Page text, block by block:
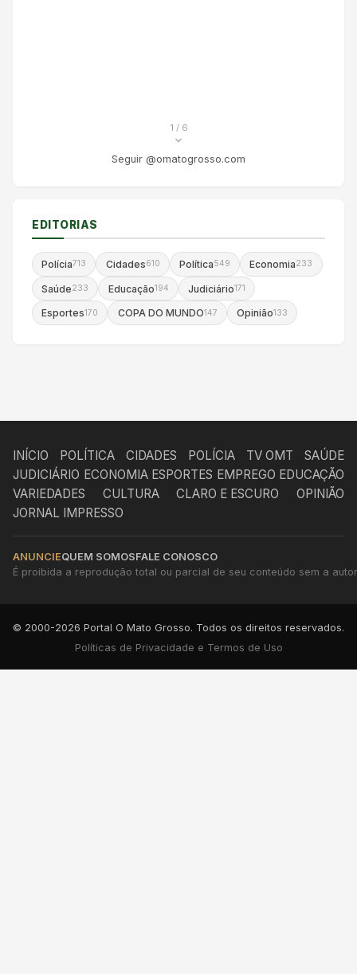
1 / 6
Seguir @omatogrosso.com
EDITORIAS
Polícia713 Cidades610 Política549 Economia233
Saúde233 Educação194 Judiciário171
Esportes170 COPA DO MUNDO147 Opinião133
INÍCIO POLÍTICA CIDADES POLÍCIA TV OMT
SAÚDE
JUDICIÁRIO ECONOMIA ESPORTES EMPREGO EDUCAÇÃO
VARIEDADES
CULTURA CLARO E ESCURO
OPINIÃO
JORNAL IMPRESSO
ANUNCIEQUEM SOMOSFALE CONOSCO
É proibida a reprodução total ou parcial de seu conteúdo sem a
© 2000-2026 Portal O Mato Grosso. Todos os direitos reservados.
Políticas de Privacidade e Termos de Uso